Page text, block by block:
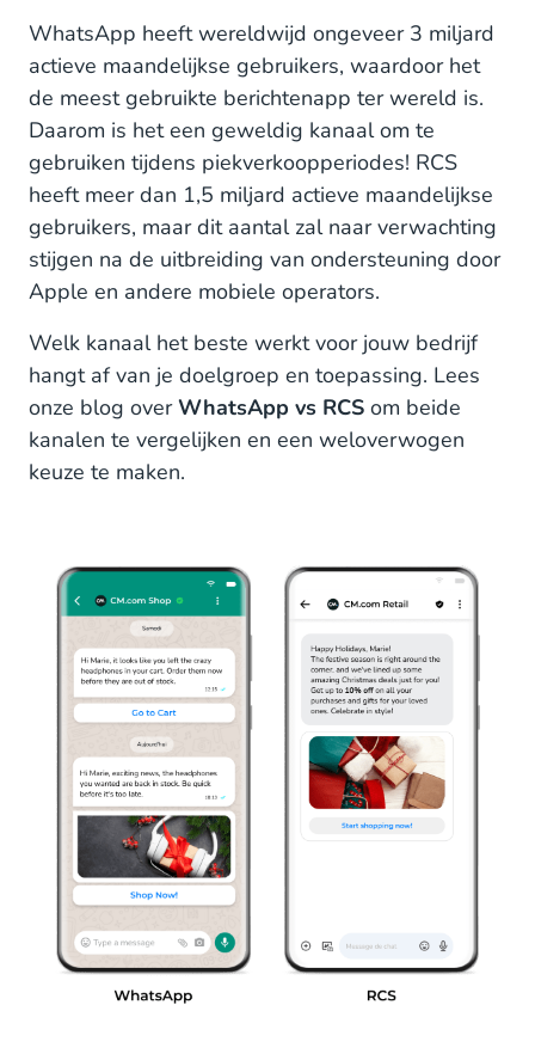
WhatsApp heeft wereldwijd ongeveer 3 miljard
actieve maandelijkse gebruikers, waardoor het
de meest gebruikte berichtenapp ter wereld is.
Daarom is het een geweldig kanaal om te
gebruiken tijdens piekverkoopperiodes! RCS
heeft meer dan 1,5 miljard actieve maandelijkse
gebruikers, maar dit aantal zal naar verwachting
stijgen na de uitbreiding van ondersteuning door
Apple en andere mobiele operators.
Welk kanaal het beste werkt voor jouw bedrijf
hangt af van je doelgroep en toepassing. Lees
onze blog overWhatsApp vs RCS om beide
kanalen te vergelijken en een weloverwogen
keuze te maken.